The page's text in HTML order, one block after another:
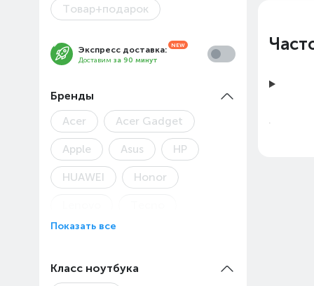
Товар+подарок
Экспресс доставка:
Доставим за 90 минут
Бренды
Acer
Acer Gadget
Apple Asus HP
HUAWEI Honor
Показать все
Класс ноутбука